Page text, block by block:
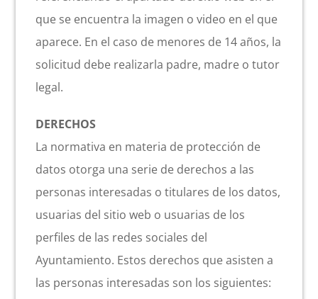
que se encuentra la imagen o video en el que
aparece. En el caso de menores de 14 años, la
solicitud debe realizarla padre, madre o tutor
legal.
DERECHOS
La normativa en materia de protección de
datos otorga una serie de derechos a las
personas interesadas o titulares de los datos,
usuarias del sitio web o usuarias de los
perfiles de las redes sociales del
Ayuntamiento. Estos derechos que asisten a
las personas interesadas son los siguientes: